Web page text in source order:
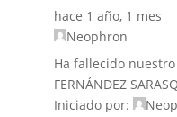
hace 1 año, 1 mes
Neophron
Ha fallecido nuestro
FERNÁNDEZ
Iniciado por: